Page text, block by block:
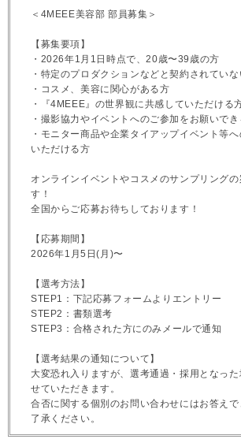
＜4MEEE美容部 部員募集＞
【募集要項】
・2026年1月1日時点で、20歳〜39歳の方
・特定のプロダクションなどと契約されていな
・コスメ、美容に関心がある方
・『4MEEE』の世界観に共感していただける
・撮影協力やイベントへのご参加をお願いでき
・モニター商品や企業タイアップイベント等
いただける方
オンラインイベントやコスメのサンプリングの
す！
全国からご応募お待ちしております！
【応募期間】
2026年1月5日(月)〜
【選考方法】
STEP1：下記応募フォームよりエントリー
STEP2：書類選考
STEP3：合格された方にのみメールで通知
【選考結果の通知について】
大変恐れ入りますが、選考通過・採用となっ
せていただきます。
合否に関する個別のお問い合わせにはお答え
了承ください。